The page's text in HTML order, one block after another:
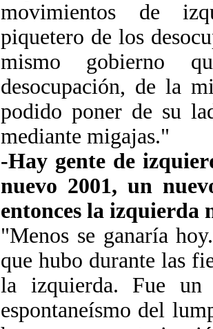
movimientos de
piquetero de los
mismo gobierno
desocupación, de la
podido poner de su
mediante migajas."
-Hay gente de
nuevo 2001, un
entonces la
"Menos se ganaría
que hubo durante las
la izquierda. Fue un
espontaneísmo del